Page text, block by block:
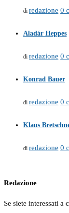
di redazione 0
Aladár Heppes
di redazione 0
Konrad Bauer
di redazione 0
Klaus
di redazione 0
Redazione
Se siete interessati a